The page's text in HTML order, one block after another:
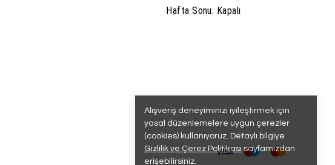
Alışveriş deneyiminizi iyileştirmek için
yasal düzenlemelere uygun çerezler
(cookies) kullanıyoruz. Detaylı bilgiye
Gizlilik ve Çerez Politikası sayfamızdan
erişebilirsiniz.
Hafta Sonu: Kapalı